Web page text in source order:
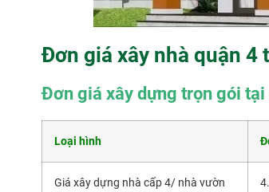
Đơn giá xây nhà quận
Đơn giá xây dựng trọn gói tại
Loại hình
Giá xây dựng nhà cấp 4/ nhà vườn